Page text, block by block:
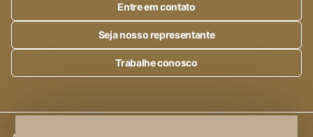
Entre em contato
Seja nosso representante
Trabalhe conosco